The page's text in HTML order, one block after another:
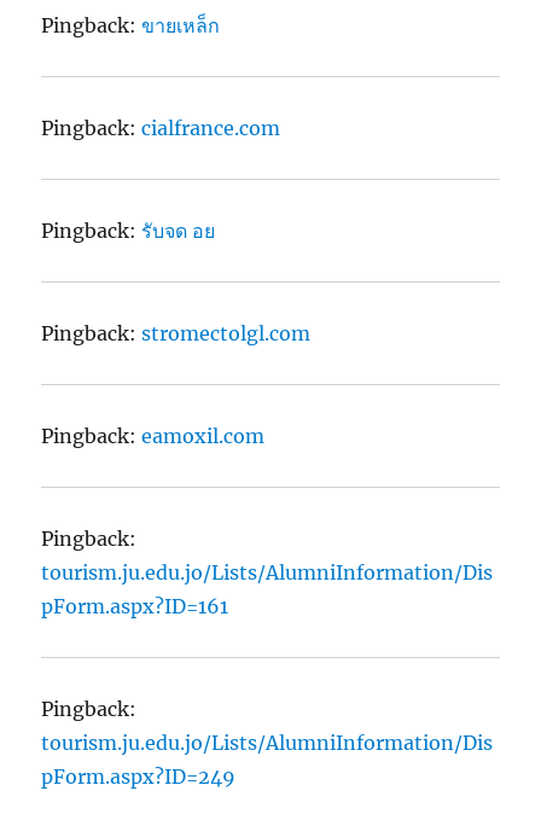
Pingback:ขายเหล็ก
Pingback:cialfrance.com
Pingback: รับจด อย
Pingback:stromectolgl.com
Pingback:eamoxil.com
Pingback:
tourism.ju.edu.jo/Lists/AlumniInformation/Dis
pForm.aspx?ID=161
Pingback:
tourism.ju.edu.jo/Lists/AlumniInformation/Dis
pForm.aspx?ID=249